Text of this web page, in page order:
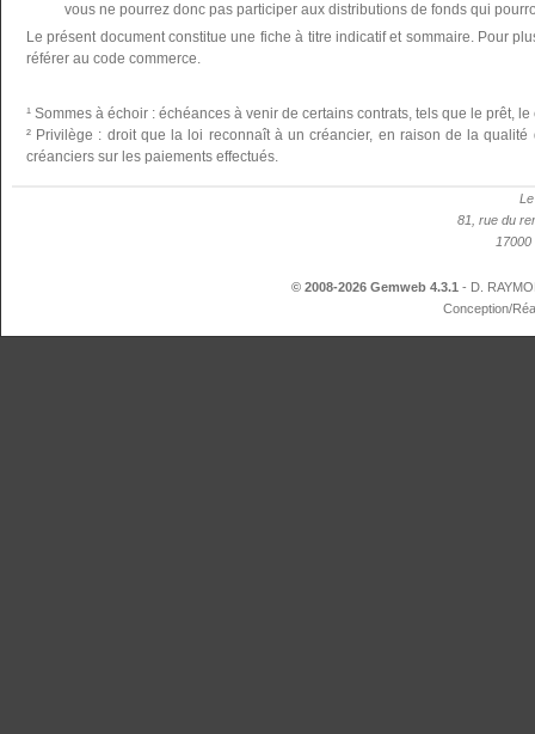
vous ne pourrez donc pas participer aux distributions de fonds qui
Le présent document constitue une fiche à titre indicatif et sommaire. Pour
référer au code commerce.
¹ Sommes à échoir : échéances à venir de certains contrats, tels que le prêt,
² Privilège : droit que la loi reconnaît à un créancier, en raison de la qualité
créanciers sur les paiements effectués.
81, rue du
17000
© 2008-2026 Gemweb 4.3.1 - D.
Conception/